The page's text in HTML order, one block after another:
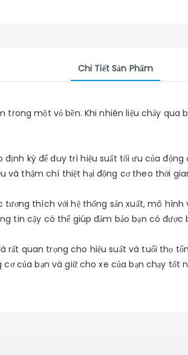
Chi Tiết Sản Phẩm
một vỏ bền. Khi nhiên liệu chảy qua
kỳ để duy trì hiệu suất tối ưu của
và thậm chí thiệt hại động cơ theo thời
thích với hệ thống sản xuất, mô
tin cậy có thể giúp đảm bảo bạn có
rất quan trọng cho hiệu suất và tuổi thọ
của bạn và giữ cho xe của bạn chạy tốt